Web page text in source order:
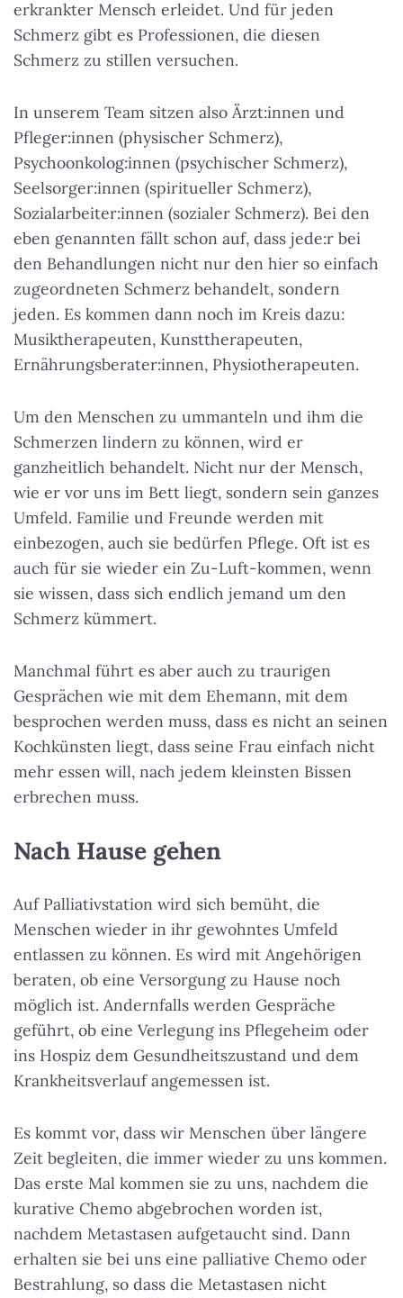
erkrankter Mensch erleidet. Und für jeden
Schmerz gibt es Professionen, die diesen
Schmerz zu stillen versuchen.
In unserem Team sitzen also Ärzt:innen und
Pfleger:innen (physischer Schmerz),
Psychoonkolog:innen (psychischer Schmerz),
Seelsorger:innen (spiritueller Schmerz),
Sozialarbeiter:innen (sozialer Schmerz). Bei den
eben genannten fällt schon auf, dass jede:r bei
den Behandlungen nicht nur den hier so einfach
zugeordneten Schmerz behandelt, sondern
jeden. Es kommen dann noch im Kreis dazu:
Musiktherapeuten, Kunsttherapeuten,
Ernährungsberater:innen, Physiotherapeuten.
Um den Menschen zu ummanteln und ihm die
Schmerzen lindern zu können, wird er
ganzheitlich behandelt. Nicht nur der Mensch,
wie er vor uns im Bett liegt, sondern sein ganzes
Umfeld. Familie und Freunde werden mit
einbezogen, auch sie bedürfen Pflege. Oft ist es
auch für sie wieder ein Zu-Luft-kommen, wenn
sie wissen, dass sich endlich jemand um den
Schmerz kümmert.
Manchmal führt es aber auch zu traurigen
Gesprächen wie mit dem Ehemann, mit dem
besprochen werden muss, dass es nicht an seinen
Kochkünsten liegt, dass seine Frau einfach nicht
mehr essen will, nach jedem kleinsten Bissen
erbrechen muss.
Nach Hause gehen
Auf Palliativstation wird sich bemüht, die
Menschen wieder in ihr gewohntes Umfeld
entlassen zu können. Es wird mit Angehörigen
beraten, ob eine Versorgung zu Hause noch
möglich ist. Andernfalls werden Gespräche
geführt, ob eine Verlegung ins Pflegeheim oder
ins Hospiz dem Gesundheitszustand und dem
Krankheitsverlauf angemessen ist.
Es kommt vor, dass wir Menschen über längere
Zeit begleiten, die immer wieder zu uns kommen.
Das erste Mal kommen sie zu uns, nachdem die
kurative Chemo abgebrochen worden ist,
nachdem Metastasen aufgetaucht sind. Dann
erhalten sie bei uns eine palliative Chemo oder
Bestrahlung, so dass die Metastasen nicht